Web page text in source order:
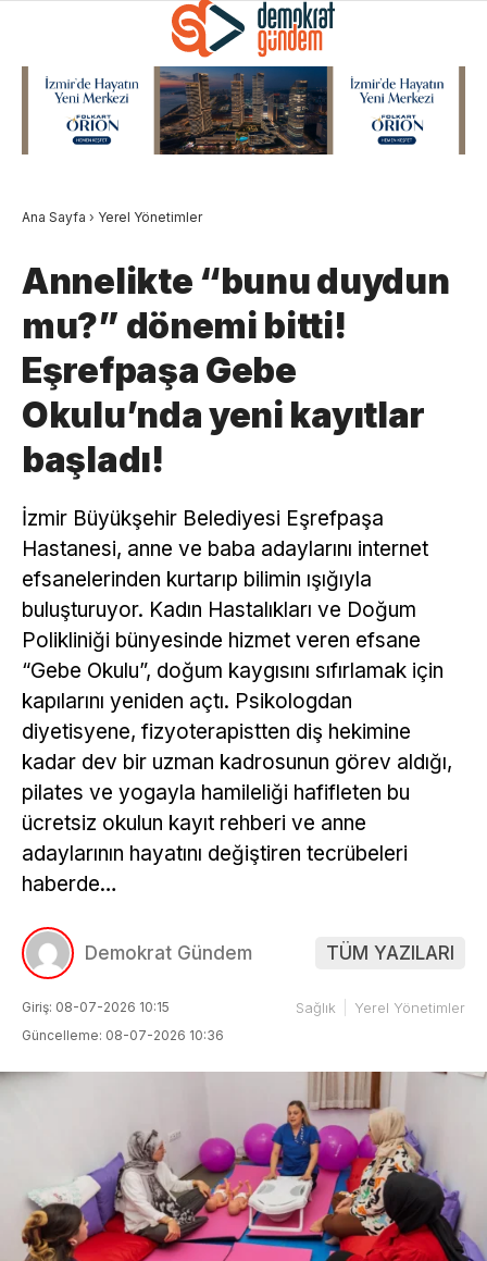
Ana Sayfa › Yerel Yönetimler
Annelikte “bunu duydun
mu?” dönemi bitti!
Eşrefpaşa Gebe
Okulu’nda yeni kayıtlar
başladı!
İzmir Büyükşehir Belediyesi Eşrefpaşa
Hastanesi, anne ve baba adaylarını internet
efsanelerinden kurtarıp bilimin ışığıyla
buluşturuyor. Kadın Hastalıkları ve Doğum
Polikliniği bünyesinde hizmet veren efsane
“Gebe Okulu”, doğum kaygısını sıfırlamak için
kapılarını yeniden açtı. Psikologdan
diyetisyene, fizyoterapistten diş hekimine
kadar dev bir uzman kadrosunun görev aldığı,
pilates ve yogayla hamileliği hafifleten bu
ücretsiz okulun kayıt rehberi ve anne
adaylarının hayatını değiştiren tecrübeleri
haberde…
Demokrat Gündem TÜM YAZILARI
Giriş: 08-07-2026 10:15
Güncelleme: 08-07-2026 10:36
Sağlık Yerel Yönetimler